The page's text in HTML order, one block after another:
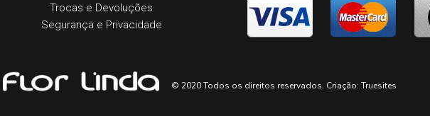
Trocas e Devoluções​
Segurança e Privacidade
© 2020 Todos os direitos reservados. Criação: Truesites